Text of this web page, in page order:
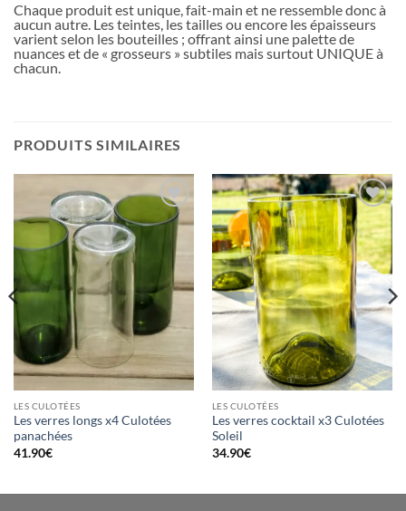
Chaque produit est unique, fait-main et ne ressemble donc à
aucun autre. Les teintes, les tailles ou encore les épaisseurs
varient selon les bouteilles ; offrant ainsi une palette de
nuances et de « grosseurs » subtiles mais surtout UNIQUE à
chacun.
PRODUITS SIMILAIRES
Ajouter
wishlist
LES CULOTÉES
Les verres longs x4 Culotées
panachées
41.90€
Ajouter
à la
wishlist
LES CULOTÉES
Les verres cocktail x3 Culotées
Soleil
34.90€